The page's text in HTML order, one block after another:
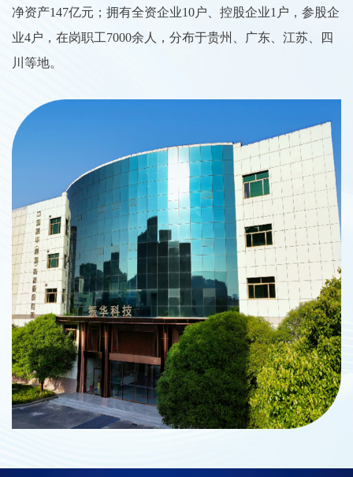
净资产147亿元；拥有全资企业10户、控股企业1户，参股企
业4户，在岗职工7000余人，分布于贵州、广东、江苏、四
川等地。